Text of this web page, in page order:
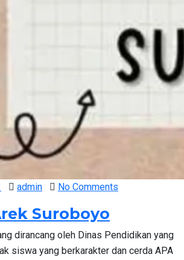
admin No Comments
Suroboyo
dirancang oleh Dinas Pendidikan yang
siswa yang berkarakter dan cerda APA